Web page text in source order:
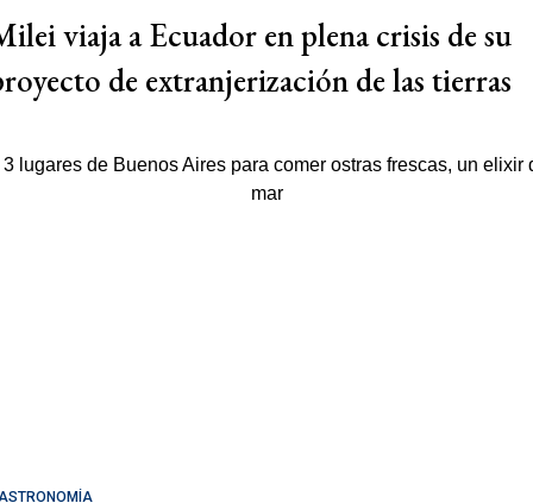
viaja a Ecuador en plena crisis de su
de extranjerización de las tierras